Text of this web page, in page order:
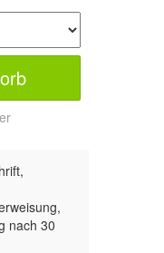
nach 30